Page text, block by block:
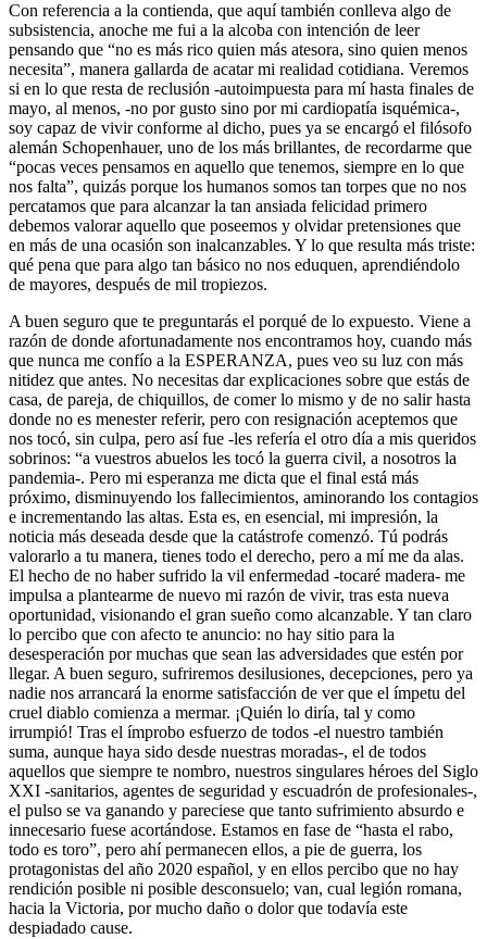
Con referencia a la contienda, que aquí también conlleva algo de
subsistencia, anoche me fui a la alcoba con intención de leer
pensando que “no es más rico quien más atesora, sino quien menos
necesita”, manera gallarda de acatar mi realidad cotidiana. Veremos
si en lo que resta de reclusión -autoimpuesta para mí hasta finales de
mayo, al menos, -no por gusto sino por mi cardiopatía isquémica-,
soy capaz de vivir conforme al dicho, pues ya se encargó el filósofo
alemán Schopenhauer, uno de los más brillantes, de recordarme que
“pocas veces pensamos en aquello que tenemos, siempre en lo que
nos falta”, quizás porque los humanos somos tan torpes que no nos
percatamos que para alcanzar la tan ansiada felicidad primero
debemos valorar aquello que poseemos y olvidar pretensiones que
en más de una ocasión son inalcanzables. Y lo que resulta más triste:
qué pena que para algo tan básico no nos eduquen, aprendiéndolo
de mayores, después de mil tropiezos.
A buen seguro que te preguntarás el porqué de lo expuesto. Viene a
razón de donde afortunadamente nos encontramos hoy, cuando más
que nunca me confío a la ESPERANZA, pues veo su luz con más
nitidez que antes. No necesitas dar explicaciones sobre que estás de
casa, de pareja, de chiquillos, de comer lo mismo y de no salir hasta
donde no es menester referir, pero con resignación aceptemos que
nos tocó, sin culpa, pero así fue -les refería el otro día a mis queridos
sobrinos: “a vuestros abuelos les tocó la guerra civil, a nosotros la
pandemia-. Pero mi esperanza me dicta que el final está más
próximo, disminuyendo los fallecimientos, aminorando los contagios
e incrementando las altas. Esta es, en esencial, mi impresión, la
noticia más deseada desde que la catástrofe comenzó. Tú podrás
valorarlo a tu manera, tienes todo el derecho, pero a mí me da alas.
El hecho de no haber sufrido la vil enfermedad -tocaré madera- me
impulsa a plantearme de nuevo mi razón de vivir, tras esta nueva
oportunidad, visionando el gran sueño como alcanzable. Y tan claro
lo percibo que con afecto te anuncio: no hay sitio para la
desesperación por muchas que sean las adversidades que estén por
llegar. A buen seguro, sufriremos desilusiones, decepciones, pero ya
nadie nos arrancará la enorme satisfacción de ver que el ímpetu del
cruel diablo comienza a mermar. ¡Quién lo diría, tal y como
irrumpió! Tras el ímprobo esfuerzo de todos -el nuestro también
suma, aunque haya sido desde nuestras moradas-, el de todos
aquellos que siempre te nombro, nuestros singulares héroes del Siglo
XXI -sanitarios, agentes de seguridad y escuadrón de profesionales-,
el pulso se va ganando y pareciese que tanto sufrimiento absurdo e
innecesario fuese acortándose. Estamos en fase de “hasta el rabo,
todo es toro”, pero ahí permanecen ellos, a pie de guerra, los
protagonistas del año 2020 español, y en ellos percibo que no hay
rendición posible ni posible desconsuelo; van, cual legión romana,
hacia la Victoria, por mucho daño o dolor que todavía este
despiadado cause.